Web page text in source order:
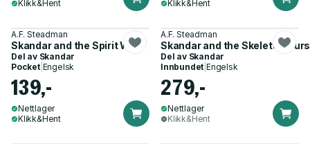
Klikk&Hent
Klikk&Hent
A.F. Steadman
Skandar and the Spirit War
Del av Skandar
Pocket| Engelsk
139,-
Nettlager
Klikk&Hent
A.F. Steadman
Skandar and the Skeleton
Del av Skandar
Innbundet |Engelsk
279,-
Nettlager
Klikk&Hent